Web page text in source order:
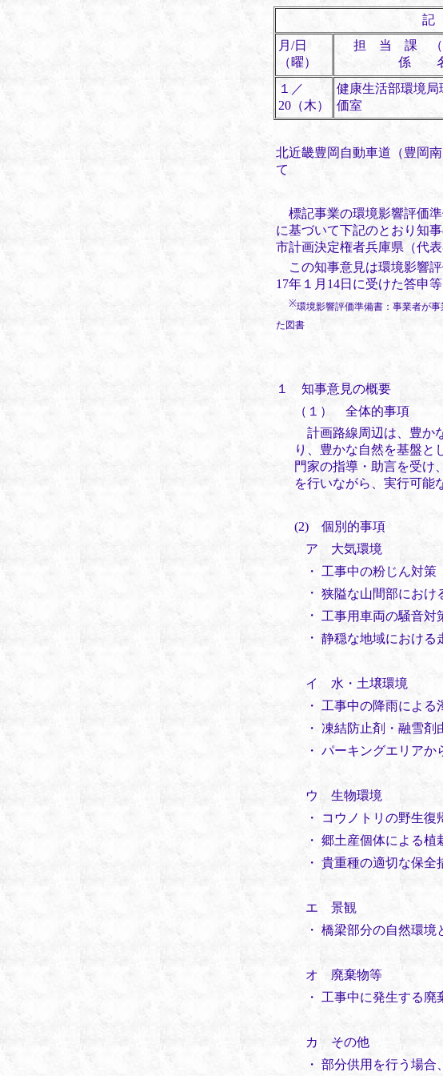
記
月/日
（曜）
担 当 課
係
１／
20（木）
健康生活部環境局
価室
北近畿豊岡自動車道（豊岡
て
標記事業の環境影響評価
に基づいて下記のとおり知
市計画決定権者兵庫県（代
この知事意見は環境影響
17年１月14日に受けた答申
※環境影響評価準備書：事業者が
た図書
１ 知事意見の概要
（１） 全体的事項
計画路線周辺は、豊か
り、豊かな自然を基盤と
門家の指導・助言を受け
を行いながら、実行可能
(2) 個別的事項
ア 大気環境
・
工事中の粉じん対策
・ 狭隘な山間部におけ
・
工事用車両の騒音対
・ 静穏な地域における
イ 水・土壌環境
・
工事中の降雨による
・ 凍結防止剤・融雪剤
・ パーキングエリアか
ウ 生物環境
・
コウノトリの野生復
・ 郷土産個体による植
・ 貴重種の適切な保全
エ 景観
・ 橋梁部分の自然環境
オ 廃棄物等
・
工事中に発生する廃
カ その他
・ 部分供用を行う場合